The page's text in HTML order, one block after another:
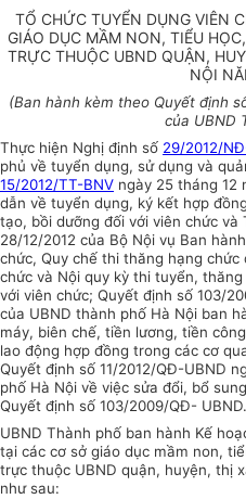
TỔ CHỨC TUYỂN DỤNG VIÊN
GIÁO DỤC MẦM NON, TIỂU
TRỰC THUỘC UBND QUẬN,
NỘI
(Ban hành kèm theo Quyết định
của UBND
Thực hiện Nghị định số 29/2012/
phủ về tuyển dụng, sử dụng và
15/2012/TT-BNV ngày 25 tháng 12
dẫn về tuyển dụng, ký kết hợp
tạo, bồi dưỡng đối với viên chức và
28/12/2012 của Bộ Nội vụ Ban
chức, Quy chế thi thăng hạng chức
chức và Nội quy kỳ thi tuyển,
với viên chức; Quyết định số 103/
của UBND thành phố Hà Nội ban
máy, biên chế, tiền lương, tiền
lao động hợp đồng trong các cơ
Quyết định số 11/2012/QĐ-UBND
phố Hà Nội về việc sửa đổi, bổ
Quyết định số 103/2009/QĐ- UBND.
UBND Thành phố ban hành Kế
tại các cơ sở giáo dục mầm non,
trực thuộc UBND quận, huyện, thị
như sau: